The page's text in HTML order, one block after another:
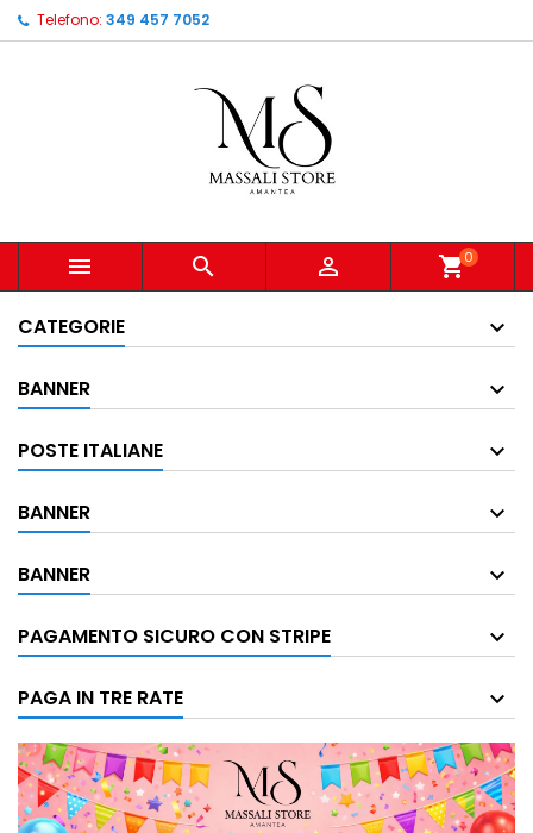
Telefono: 349 457 7052
   shopping_cart0
CATEGORIE
BANNER
POSTE ITALIANE
BANNER
BANNER
PAGAMENTO SICURO CON STRIPE
PAGA IN TRE RATE